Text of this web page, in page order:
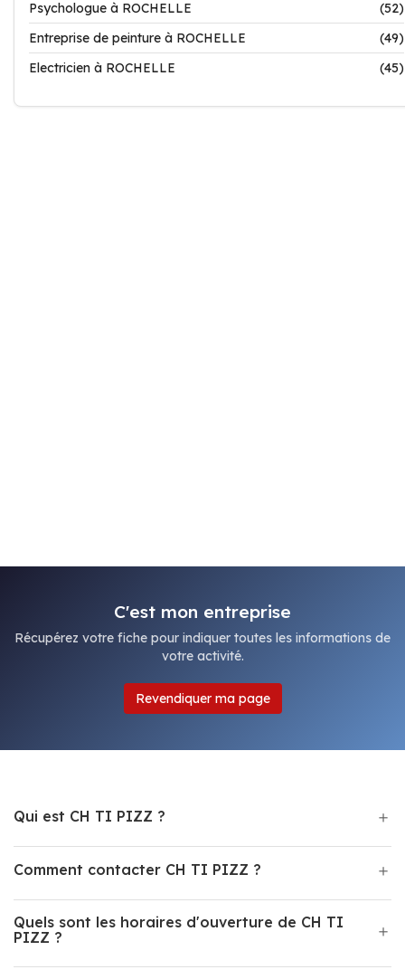
Psychologue à ROCHELLE
(52)
Entreprise de peinture à ROCHELLE
(49)
Electricien à ROCHELLE
(45)
C'est mon entreprise
Récupérez votre fiche pour indiquer toutes les informations de
votre activité.
Revendiquer ma page
Qui est CH TI PIZZ ?
Comment contacter CH TI PIZZ ?
Quels sont les horaires d'ouverture de CH TI
PIZZ ?